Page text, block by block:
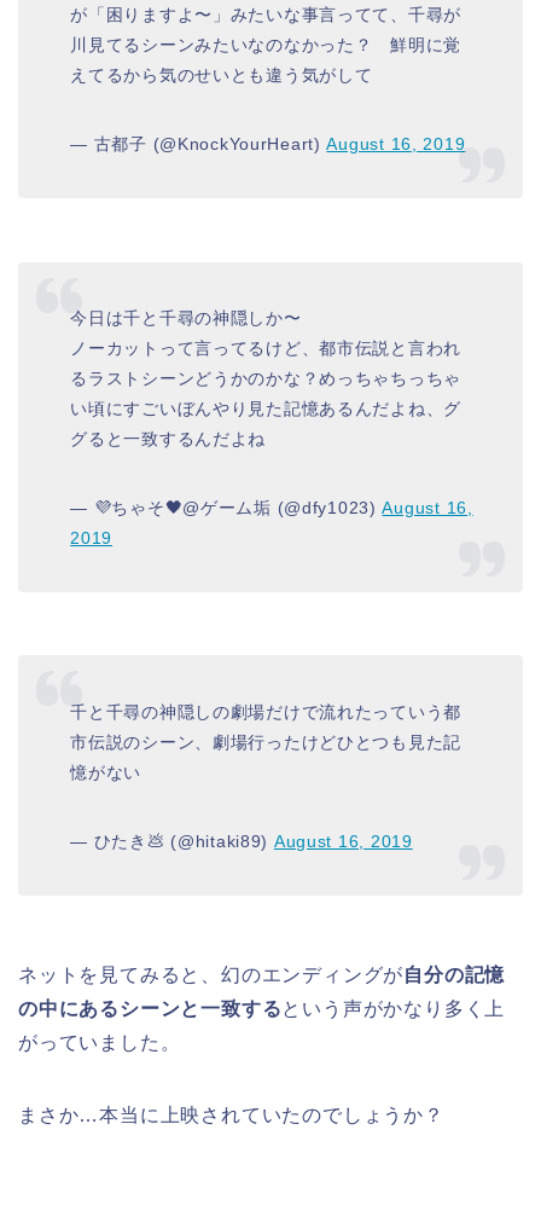
が「困りますよ〜」みたいな事言ってて、千尋が
川見てるシーンみたいなのなかった？ 鮮明に覚
えてるから気のせいとも違う気がして
— 古都子 (@KnockYourHeart)August 16, 2019
今日は千と千尋の神隠しか〜
ノーカットって言ってるけど、都市伝説と言われ
るラストシーンどうかのかな？めっちゃちっちゃ
い頃にすごいぼんやり見た記憶あるんだよね、グ
グると一致するんだよね
— 💜ちゃそ🖤@ゲーム垢 (@dfy1023)August 16,
2019
千と千尋の神隠しの劇場だけで流れたっていう都
市伝説のシーン、劇場行ったけどひとつも見た記
憶がない
— ひたき💩 (@hitaki89) August 16, 2019
ネットを見てみると、幻のエンディングが自分の記憶
の中にあるシーンと一致するという声がかなり多く上
がっていました。
まさか…本当に上映されていたのでしょうか？